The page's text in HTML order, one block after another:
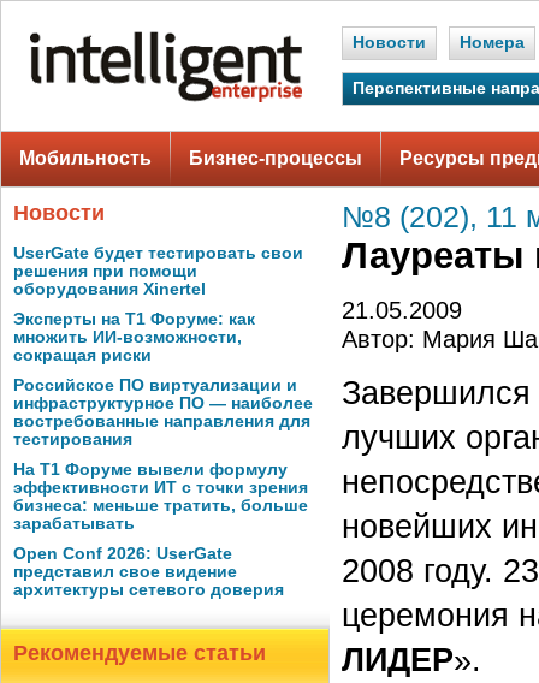
Новости Номера
Перспективные
Мобильность Бизнес-процессы Ресурсы
Новости
UserGate будет тестировать свои
решения при помощи
оборудования Xinertel
Эксперты на Т1 Форуме: как
множить ИИ-возможности,
сокращая риски
Российское ПО виртуализации и
инфраструктурное ПО — наиболее
востребованные направления для
тестирования
На Т1 Форуме вывели формулу
эффективности ИТ с точки зрения
бизнеса: меньше тратить, больше
зарабатывать
Open Conf 2026: UserGate
представил свое видение
архитектуры сетевого доверия
Рекомендуемые статьи
№8 (202), 11
Лауреаты
21.05.2009
Автор: Мария
лучших
новейших
2008 году.
церемония
ЛИДЕР».